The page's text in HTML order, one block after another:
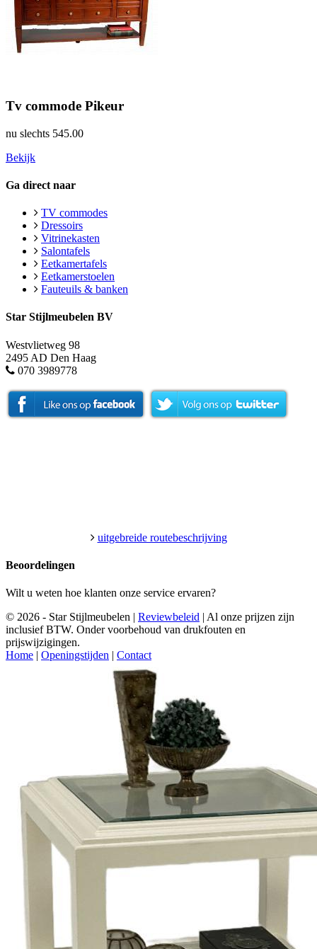
Tv commode Pikeur
nu slechts 545.00
Bekijk
Ga direct naar
TV commodes
Dressoirs
Vitrinekasten
Salontafels
Eetkamertafels
Eetkamerstoelen
Fauteuils & banken
Star Stijlmeubelen BV
Westvlietweg 98
2495 AD Den Haag
070 3989778
uitgebreide routebeschrijving
Beoordelingen
Wilt u weten hoe klanten onze service ervaren?
© 2026 - Star Stijlmeubelen | Reviewbeleid | Al onze prijzen zijn
inclusief BTW. Onder voorbehoud van drukfouten en
prijswijzigingen.
Home | Openingstijden | Contact